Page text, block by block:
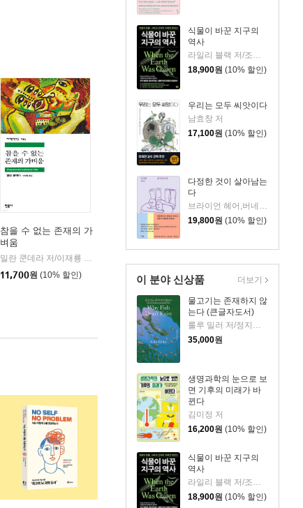
식물이 바꾼 지구의
역사
라일리 블랙 저/조정남 역
18,900원 (10% 할인)
우리는 모두 씨앗이다
남효창 저
17,100원 (10% 할인)
다정한 것이 살아남는
다
브라이언 헤어,버네사 우즈 공저/이민아 역/박한선 감수
19,800원 (10% 할인)
이 분야 신상품
물고기는 존재하지 않
는다 (큰글자도서)
35,000원
생명과학의 눈으로 보
면 기후의 미래가 바
뀐다
김미정 저
16,200원 (10% 할인)
식물이 바꾼 지구의
역사
18,900원 (10% 할인)
더보기
을유문화사
참을 수 없는 존재의 가
벼움
밀란 쿤데라 저/이재룡 역
11,700원 (10% 할인)